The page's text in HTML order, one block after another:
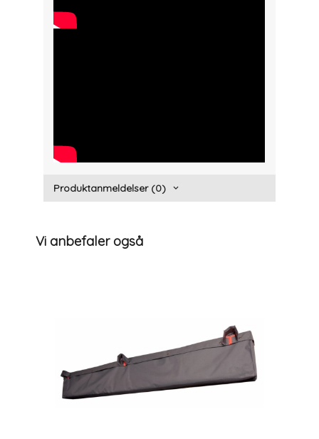
>width="300" height="150">
" width="300" height="150">
Produktanmeldelser (0)
Vi anbefaler også